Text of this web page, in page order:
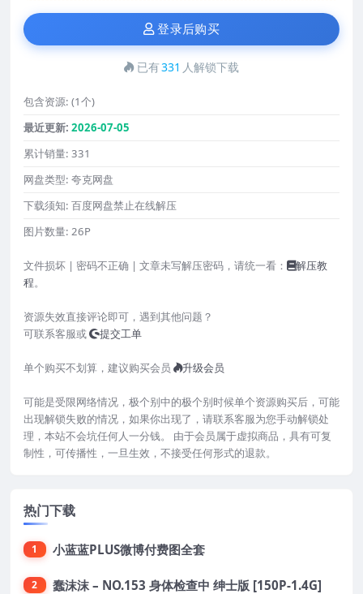
登录后购买
已有331 人解锁下载
包含资源: (1个)
最近更新: 2026-07-05
累计销量: 331
网盘类型: 夸克网盘
下载须知: 百度网盘禁止在线解压
图片数量: 26P
文件损坏 | 密码不正确 | 文章未写解压密码，请统一看：
解压教
程。
资源失效直接评论即可，遇到其他问题？
可联系客服或
提交工单
单个购买不划算，建议购买会员 升级会员
可能是受限网络情况，极个别中的极个别时候单个资源购买后，可能
出现解锁失败的情况，如果你出现了，请联系客服为您手动解锁处
理，本站不会坑任何人一分钱。 由于会员属于虚拟商品，具有可复
制性，可传播性，一旦生效，不接受任何形式的退款。
热门下载
1 小蓝蓝PLUS微博付费图全套
2 蠢沫沫 – NO.153 身体检查中 绅士版 [150P-1.4G]